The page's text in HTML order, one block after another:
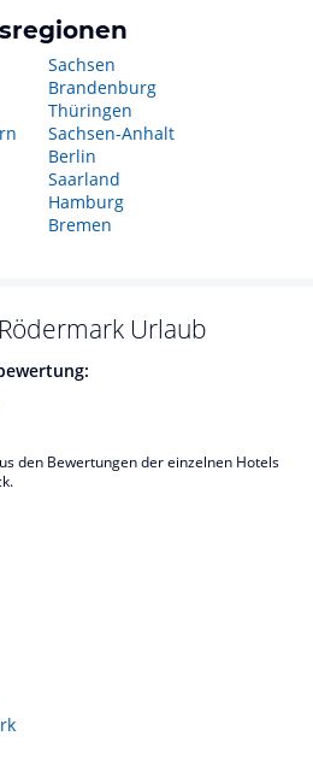
Sachsen
Brandenburg
Thüringen
Sachsen-Anhalt
Berlin
Saarland
Hamburg
Bremen
Rödermark Urlaub
den Bewertungen der einzelnen Hotels